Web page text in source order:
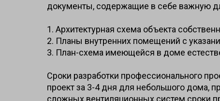
документы, содержащие в себе важную
1. Архитектурная схема объекта
2. Планы внутренних помещений с
3. План-схема имеющейся в доме
Сроки разработки профессионального
проект за 3-4 дня для небольшого дома,
сложных вентиляционных систем сроки